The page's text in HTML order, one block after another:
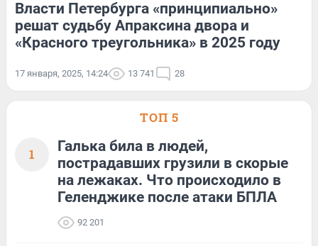
Власти Петербурга «принципиально»
решат судьбу Апраксина двора и
«Красного треугольника» в 2025 году
17 января, 2025, 14:24 13 741 28
ТОП 5
1
Галька била в людей,
пострадавших грузили в скорые
на лежаках. Что происходило в
Геленджике после атаки БПЛА
92 201